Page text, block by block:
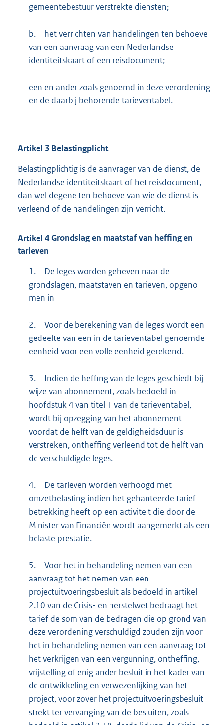
gemeentebestuur verstrekte diensten;
b.
het verrichten van handelingen ten behoeve
van een aanvraag van een Nederlandse
identiteitskaart of een reisdocument;
een en ander zoals genoemd in deze verordening
en de daarbij behorende tarieventabel.
Artikel 3 Belastingplicht
Belastingplichtig is de aanvrager van de dienst, de
Nederlandse identiteitskaart of het reisdocument,
dan wel degene ten behoeve van wie de dienst is
verleend of de handelingen zijn verricht.
Artikel 4Grondslag en maatstaf van heffing en
tarieven
1.
De leges worden geheven naar de
grondslagen, maatstaven en tarieven, opgeno­
men in
2.
Voor de berekening van de leges wordt een
gedeelte van een in de tarieventabel genoemde
eenheid voor een volle eenheid gerekend.
3.
Indien de heffing van de leges geschiedt bij
wijze van abon­nement, zoals be­doeld in
hoofdstuk 4 van titel 1 van de tarieventabel,
wordt bij opzegging van het abonne­ment
voordat de helft van de geldigheids­duur is
verstreken, ont­heffing verleend tot de helft van
de verschul­digde leges.
4.
De tarieven worden verhoogd met
omzetbelasting indien het gehanteerde tarief
betrekking heeft op een activiteit die door de
Minister van Financiën wordt aangemerkt als een
belaste prestatie.
5.
Voor het in behandeling nemen van een
aanvraag tot het nemen van een
projectuitvoeringsbesluit als bedoeld in artikel
2.10 van de Crisis- en herstelwet bedraagt het
tarief de som van de bedragen die op grond van
deze verordening verschuldigd zouden zijn voor
het in behandeling nemen van een aanvraag tot
het verkrijgen van een vergunning, ontheffing,
vrijstelling of enig ander besluit in het kader van
de ontwikkeling en verwezenlijking van het
project, voor zover het projectuitvoeringsbesluit
strekt ter vervanging van de besluiten, zoals